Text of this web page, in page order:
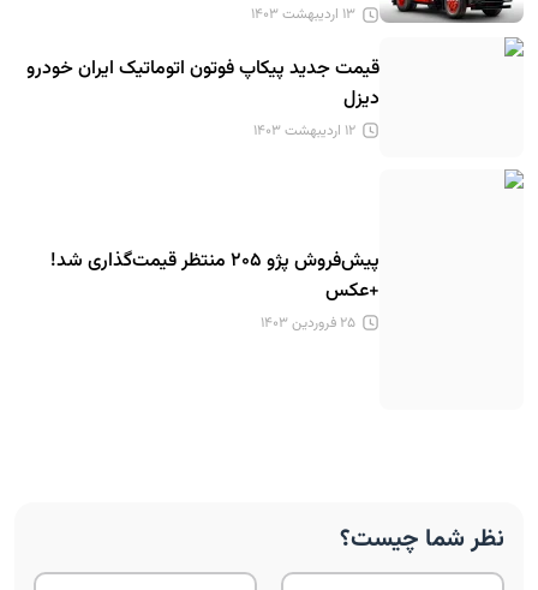
۱۳ اردیبهشت ۱۴۰۳
قیمت جدید پیکاپ فوتون اتوماتیک ایران خودرو
دیزل
۱۲ اردیبهشت ۱۴۰۳
پیش‌فروش پژو ۲۰۵ منتظر قیمت‌گذاری شد!
+عکس
۲۵ فروردین ۱۴۰۳
نظر شما چیست؟